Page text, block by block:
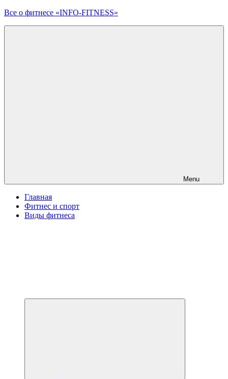
Перейти
Все о фитнесе «INFO-FITNESS»
Menu
Главная
Фитнес и спорт
Виды фитнеса